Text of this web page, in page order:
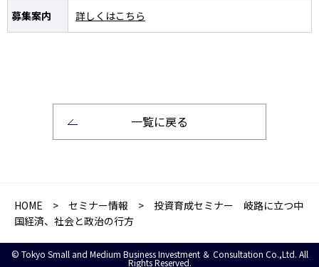
募集案内 詳しくはこちら
一覧に戻る
HOME > セミナー情報 > 投資育成セミナー 岐路に立つ中
国経済、社会と政治の行方
© Tokyo Small and Medium Business Investment ＆ Consultation Co.,Ltd. All
Rights Reserved.